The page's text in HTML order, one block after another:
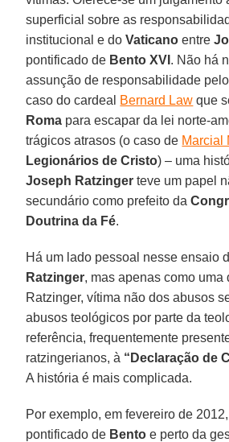
superficial sobre as
institucional e doVaticano entre
pontificado de Bento XVI . Não há
assunção de responsabilidade
caso do cardeal Bernard Law que
Roma para escapar da lei norte-
trágicos atrasos (o caso de Marcial
Legionários de Cristo) – uma
Joseph Ratzinger teve um papel
secundário como prefeito da
Doutrina da Fé.
Há um lado pessoal nesse ensaio
Ratzinger, mas apenas como uma
Ratzinger, vítima não dos abusos
abusos teológicos por parte da
referência, frequentemente
ratzingerianos, à “Declaração de
A história é mais complicada.
Por exemplo, em fevereiro de
pontificado de Bento e perto da